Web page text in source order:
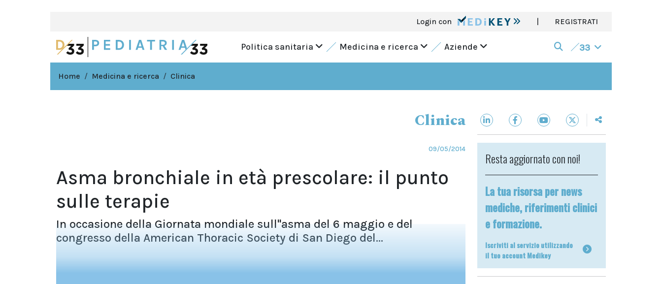
Login con | REGISTRATI
Politica sanitaria Medicina e ricerca Aziende 33
Home Medicina e ricerca Clinica
Clinica
09/05/2014
Asma bronchiale in età prescolare: il punto
sulle terapie
In occasione della Giornata mondiale sull''asma del 6 maggio e del
congresso della American Thoracic Society di San Diego del...
Resta aggiornato con noi!
La tua risorsa per news
mediche, riferimenti clinici
e formazione.
Iscriviti al servizio utilizzando
il tuo account Medikey